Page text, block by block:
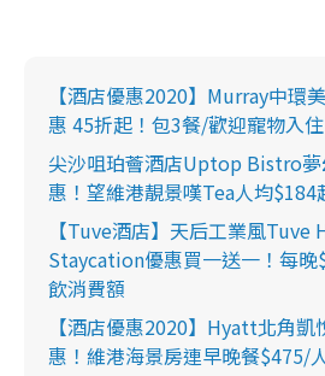
【酒店優惠2020】Murray中環
惠 45折起！包3餐/歡迎寵物入住
尖沙咀珀薈酒店Uptop Bistro夢
惠！望維港靚景嘆Tea人均$184
【Tuve酒店】天后工業風Tuve
Staycation優惠買一送一！每
飲消費額
【酒店優惠2020】Hyatt北角
惠！維港海景房連早晚餐$475/